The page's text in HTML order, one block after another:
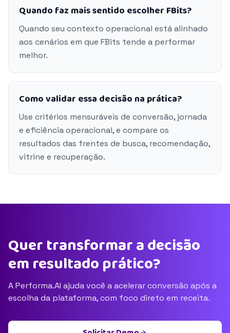
Quando faz mais sentido escolher FBits?
Quando seu contexto operacional está alinhado
aos cenários em que FBits tende a performar
melhor.
Como validar essa decisão na prática?
Use critérios mensuráveis de conversão, jornada
e eficiência operacional, e compare os
resultados das frentes de busca, recomendação,
vitrine e recuperação.
Quer transformar a decisão
em resultado prático?
A Performa.AI ajuda você a acelerar conversão após a
escolha da plataforma, com foco direto em receita.